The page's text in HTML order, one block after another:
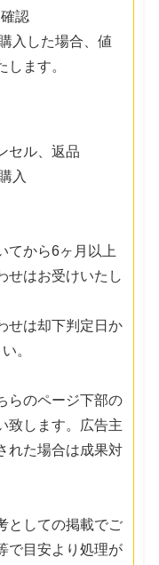
認
入した場合、値
ます。
セル、返品
入
てから6ヶ月以上
せはお受けいたし
せは却下判定日か
。
らのページ下部の
致します。広告主
れた場合は成果対
としての掲載でご
で目安より処理が